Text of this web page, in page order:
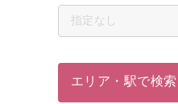
指定なし
エリア・駅で検索